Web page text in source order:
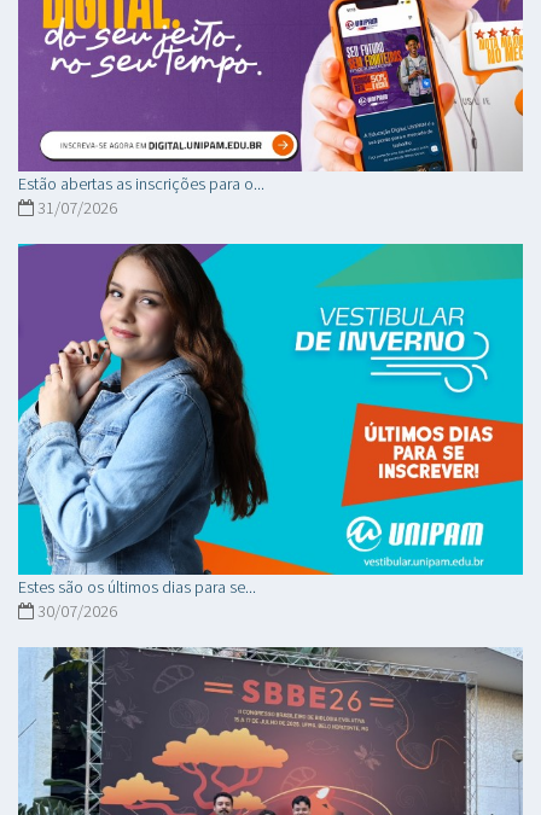
Estão abertas as inscrições para o...
31/07/2026
Estes são os últimos dias para se...
30/07/2026